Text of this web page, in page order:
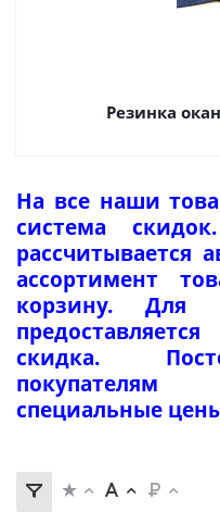
Резинка
На все наши
система
рассчитывается
ассортимент
корзину. Для
скидка.
покупателям
специальные